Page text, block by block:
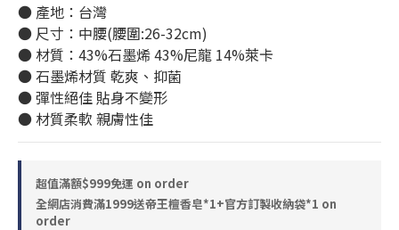
● 產地：台灣
● 尺寸：中腰(腰圍:26-32cm)
● 材質：43%石墨烯 43%尼龍 14%萊卡
● 石墨烯材質 乾爽、抑菌
● 彈性絕佳 貼身不變形
● 材質柔軟 親膚性佳
超值滿額$999免運 on order
全網店消費滿1999送帝王檀香皂*1+官方訂製收納袋*1 on
order